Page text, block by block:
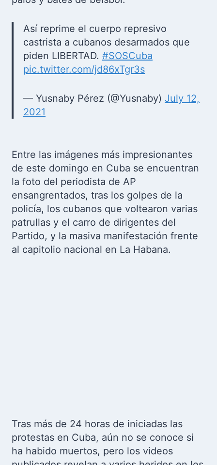
Así reprime el cuerpo represivo
castrista a cubanos desarmados que
piden LIBERTAD. #SOSCuba
pic.twitter.com/jd86xTgr3s
— Yusnaby Pérez (@Yusnaby) July 12,
2021
Entre las imágenes más impresionantes
de este domingo en Cuba se encuentran
la foto del periodista de AP
ensangrentados, tras los golpes de la
policía, los cubanos que voltearon varias
patrullas y el carro de dirigentes del
Partido, y la masiva manifestación frente
al capitolio nacional en La Habana.
Tras más de 24 horas de iniciadas las
protestas en Cuba, aún no se conoce si
ha habido muertos, pero los videos